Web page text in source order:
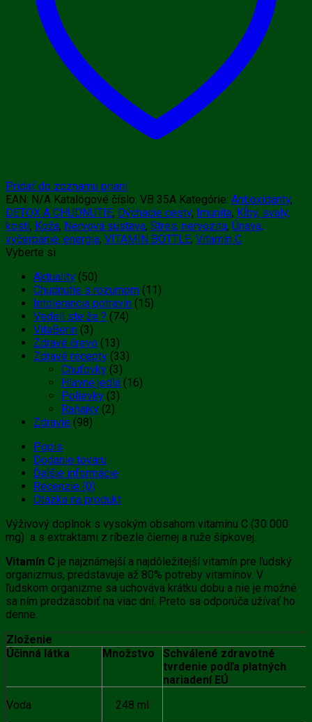
Pridať do zoznamu prianí
EAN: N/A Katalógové číslo: VB 35A Kategórie: Antioxidanty,
DETOX A CHUDNUTIE, Dýchacie cesty, Imunita, Kĺby, svaly,
kosti, Koža, Nervová sústava, Stres, nervozita, Únava,
vyčerpanie, energia, VITAMIN BOTTLE, Vitamín C
Vyberte si
Aktuality (50)
Chudnutie s rozumom (11)
Intolerancia potravín (15)
Vedeli ste že ? (74)
VitaBerin (3)
Zdravé črevo (13)
Zdravé recepty (33)
Chuťovky (3)
Hlavné jedlá (16)
Polievky (3)
Raňajky (2)
Zdravie (98)
Popis
Dodanie tovaru
Ďalšie informácie
Recenzie (0)
Otázka na produkt
Výživový doplnok s vysokým obsahom vitamínu C (30 000
mg) a s extraktami z ríbezle čiernej a ruže šípkovej.
Vitamín C je najznámejší a najdôležitejší vitamín pre ľudský
organizmus, predstavuje až 80% potreby vitamínov. V
ľudskom organizme sa uchováva krátku dobu a nie je možné
sa ním predzásobiť na viac dní. Preto sa odporúča užívať ho
denne.
Zloženie
Účinná látka
Množstvo
Schválené zdravotné
tvrdenie podľa platných
nariadení EÚ
Voda
248 ml